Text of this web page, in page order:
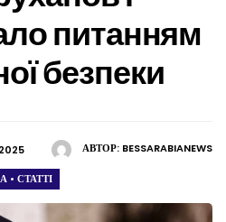
питанням
безпеки
АВТОР: BESSARABIANEWS
• СТАТТІ